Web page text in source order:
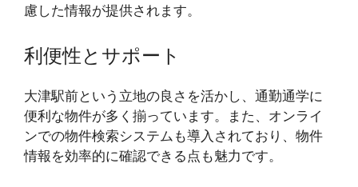
慮した情報が提供されます。
利便性とサポート
大津駅前という立地の良さを活かし、通勤通学に
便利な物件が多く揃っています。また、オンライ
ンでの物件検索システムも導入されており、物件
情報を効率的に確認できる点も魅力です。